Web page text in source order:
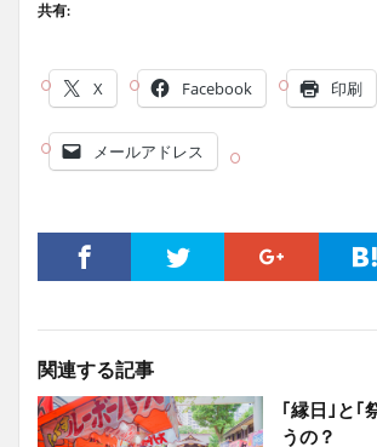
共有:
X Facebook 印刷
メールアドレス
関連する記事
｢縁日｣と｢
うの？